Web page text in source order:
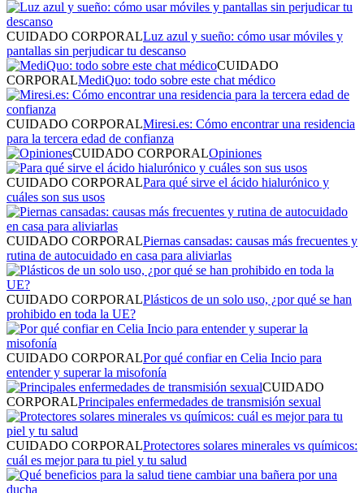
CUIDADO CORPORALLuz azul y sueño: cómo usar móviles y
pantallas sin perjudicar tu descanso
CUIDADO
CORPORALMediQuo: todo sobre este chat médico
CUIDADO CORPORALMiresi.es: Cómo encontrar una residencia
para la tercera edad de confianza
CUIDADO CORPORALOpiniones
CUIDADO CORPORALPara qué sirve el ácido hialurónico y
cuáles son sus usos
CUIDADO CORPORALPiernas cansadas: causas más frecuentes y
rutina de autocuidado en casa para aliviarlas
CUIDADO CORPORALPlásticos de un solo uso, ¿por qué se han
prohibido en toda la UE?
CUIDADO CORPORALPor qué confiar en Celia Incio para
entender y superar la misofonía
CUIDADO
CORPORALPrincipales enfermedades de transmisión sexual
CUIDADO CORPORALProtectores solares minerales vs químicos:
cuál es mejor para tu piel y tu salud